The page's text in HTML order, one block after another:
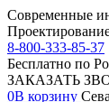
Современные
8-800-333-85-37
Бесплатно по
ЗАКАЗАТЬ
0В корзину